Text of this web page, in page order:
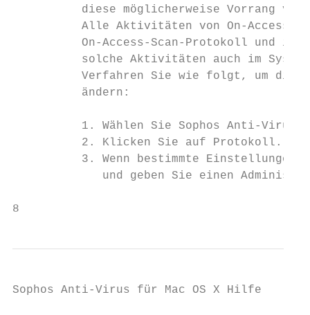
diese möglicherweise Vorrang
Alle Aktivitäten von On-Access-
On-Access-Scan-Protokoll und im
solche Aktivitäten auch im
Verfahren Sie wie folgt, um die
          ändern:
1. Wählen Sie Sophos Anti-Virus
          2. Klicken Sie auf Protokoll.
3. Wenn bestimmte Einstellungen
und geben Sie einen
8
Sophos Anti-Virus für Mac OS X Hilfe